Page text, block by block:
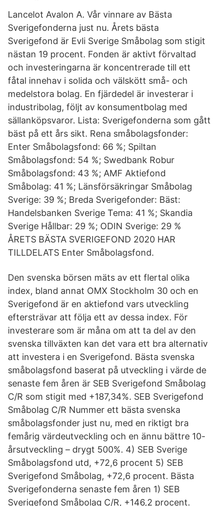
Lancelot Avalon A. Vår vinnare av Bästa
Sverigefonderna just nu. Årets bästa
Sverigefond är Evli Sverige Småbolag som stigit
nästan 19 procent. Fonden är aktivt förvaltad
och investeringarna är koncentrerade till ett
fåtal innehav i solida och välskött små- och
medelstora bolag. En fjärdedel är investerar i
industribolag, följt av konsumentbolag med
sällanköpsvaror. Lista: Sverigefonderna som gått
bäst på ett års sikt. Rena småbolagsfonder:
Enter Småbolagsfond: 66 %; Spiltan
Småbolagsfond: 54 %; Swedbank Robur
Småbolagsfond: 43 %; AMF Aktiefond
Småbolag: 41 %; Länsförsäkringar Småbolag
Sverige: 39 %; Breda Sverigefonder: Bäst:
Handelsbanken Sverige Tema: 41 %; Skandia
Sverige Hållbar: 29 %; ODIN Sverige: 29 %
ÅRETS BÄSTA SVERIGEFOND 2020 HAR
TILLDELATS Enter Småbolagsfond.
Den svenska börsen mäts av ett flertal olika
index, bland annat OMX Stockholm 30 och en
Sverigefond är en aktiefond vars utveckling
eftersträvar att följa ett av dessa index. För
investerare som är måna om att ta del av den
svenska tillväxten kan det vara ett bra alternativ
att investera i en Sverigefond. Bästa svenska
småbolagsfond baserat på utveckling i värde de
senaste fem åren är SEB Sverigefond Småbolag
C/R som stigit med +187,34%. SEB Sverigefond
Småbolag C/R Nummer ett bästa svenska
småbolagsfonder just nu, med en riktigt bra
femårig värdeutveckling och en ännu bättre 10-
årsutveckling – drygt 500%. 4) SEB Sverige
Småbolagsfond utd, +72,6 procent 5) SEB
Sverigefond Småbolag, +72,6 procent. Bästa
Sverigefonderna senaste fem åren 1) SEB
Sverigefond Småbolag C/R, +146,2 procent.